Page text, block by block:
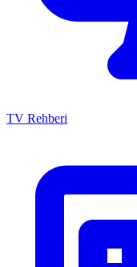
TV Rehberi